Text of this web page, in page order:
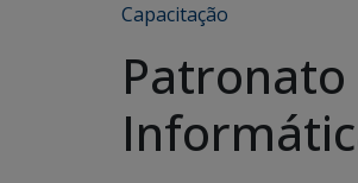
Capacitação
Patronato